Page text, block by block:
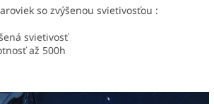
so zvýšenou svietivosťou :
svietivosť
až 500h